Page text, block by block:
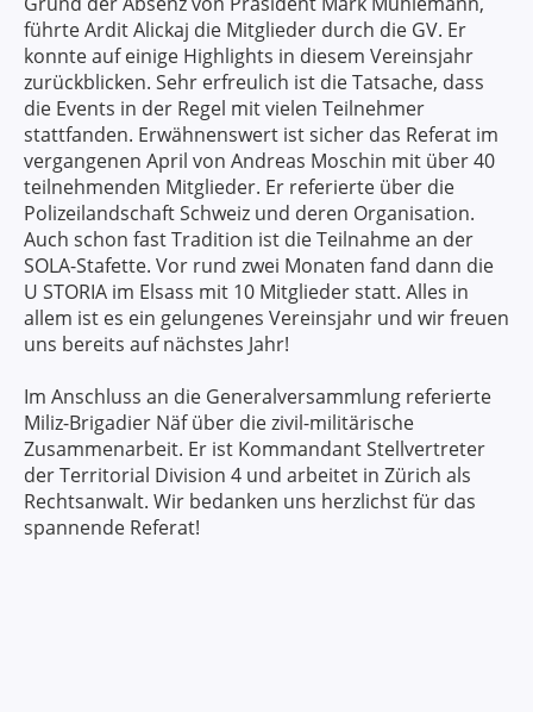
führte Ardit Alickaj die Mitglieder durch die GV. Er
konnte auf einige Highlights in diesem Vereinsjahr
zurückblicken. Sehr erfreulich ist die Tatsache, dass
die Events in der Regel mit vielen Teilnehmer
stattfanden. Erwähnenswert ist sicher das Referat im
vergangenen April von Andreas Moschin mit über 40
teilnehmenden Mitglieder. Er referierte über die
Polizeilandschaft Schweiz und deren Organisation.
Auch schon fast Tradition ist die Teilnahme an der
SOLA-Stafette. Vor rund zwei Monaten fand dann die
U STORIA im Elsass mit 10 Mitglieder statt. Alles in
allem ist es ein gelungenes Vereinsjahr und wir freuen
uns bereits auf nächstes Jahr!
Im Anschluss an die Generalversammlung referierte
Miliz-Brigadier Näf über die zivil-militärische
Zusammenarbeit. Er ist Kommandant Stellvertreter
der Territorial Division 4 und arbeitet in Zürich als
Rechtsanwalt. Wir bedanken uns herzlichst für das
spannende Referat!